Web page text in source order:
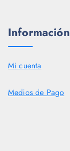
Información
Mi cuenta
Medios de Pago